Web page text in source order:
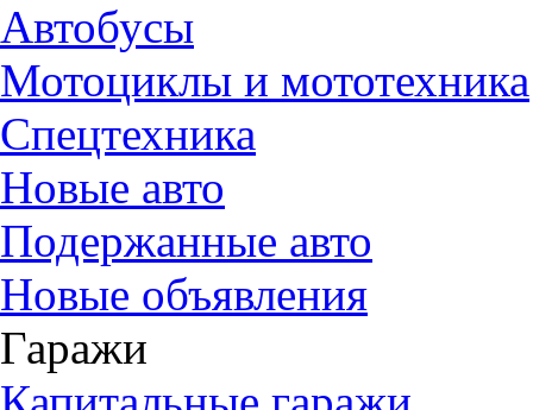
Автобусы
Мотоциклы и мототехника
Спецтехника
Новые авто
Подержанные авто
Новые объявления
Гаражи